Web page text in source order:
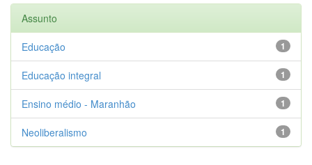
Assunto
1
Educação
1
Educação integral
1
Ensino médio - Maranhão
1
Neoliberalismo